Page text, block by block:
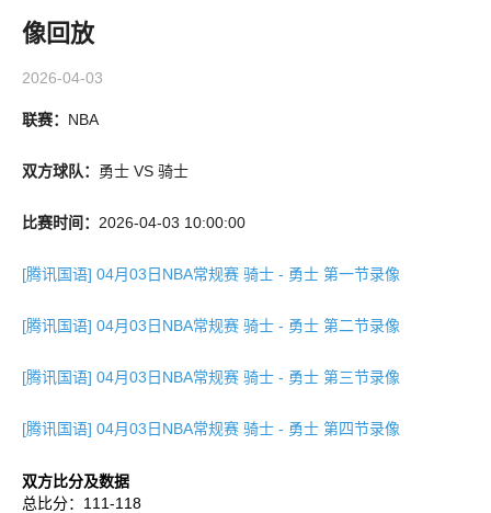
像回放
2026-04-03
联赛： NBA
双方球队： 勇士 VS 骑士
比赛时间： 2026-04-03 10:00:00
[腾讯国语] 04月03日NBA常规赛 骑士 - 勇士 第一节录像
[腾讯国语] 04月03日NBA常规赛 骑士 - 勇士 第二节录像
[腾讯国语] 04月03日NBA常规赛 骑士 - 勇士 第三节录像
[腾讯国语] 04月03日NBA常规赛 骑士 - 勇士 第四节录像
双方比分及数据
总比分：111-118